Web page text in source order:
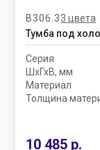
В306.33 цвета
Тумба под
Серия
ШхГхВ, мм
Материал
Толщина
10 485 р.